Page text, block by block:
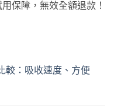
保障，無效全額退款！
較：吸收速度、方便